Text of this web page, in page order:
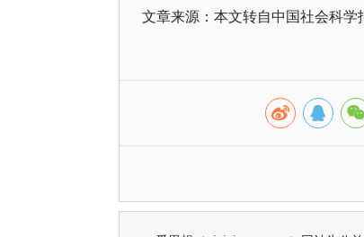
文章来源：本文转自中国社会科学